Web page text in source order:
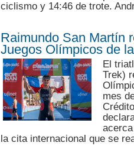
ciclismo y 14:46 de trote.
Raimundo San Martín
Juegos Olímpicos de
El
Trek)
mes
la cita internacional que se